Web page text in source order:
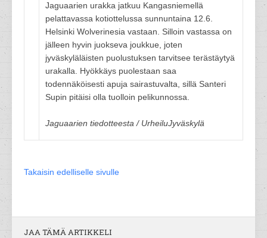
Jaguaarien urakka jatkuu Kangasniemellä
pelattavassa kotiottelussa sunnuntaina 12.6.
Helsinki Wolverinesia vastaan. Silloin vastassa on
jälleen hyvin juokseva joukkue, joten
jyväskyläläisten puolustuksen tarvitsee terästäytyä
urakalla. Hyökkäys puolestaan saa
todennäköisesti apuja sairastuvalta, sillä Santeri
Supin pitäisi olla tuolloin pelikunnossa.
Jaguaarien tiedotteesta / UrheiluJyväskylä
Takaisin edelliselle sivulle
JAA TÄMÄ ARTIKKELI